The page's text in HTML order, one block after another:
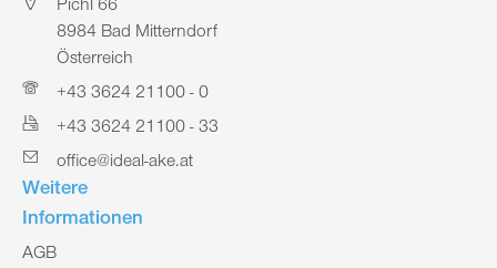
Pichl 66
8984 Bad Mitterndorf
Österreich
+43 3624 21100 - 0
+43 3624 21100 - 33
office@ideal-ake.at
Weitere
Informationen
AGB